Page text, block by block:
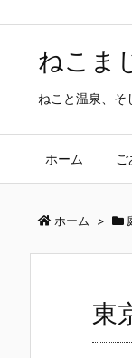
ねこま
ねこと温泉、そ
ホーム
ホーム >
東